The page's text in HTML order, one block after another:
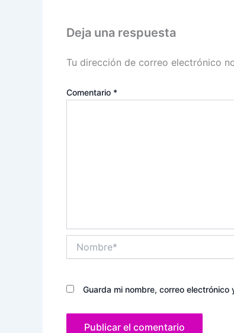
Deja una respuesta
Tu dirección de correo electrónico
Comentario *
Guarda mi nombre, correo